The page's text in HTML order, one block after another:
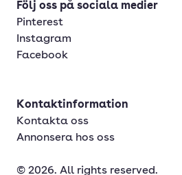
Följ oss på sociala medier
Pinterest
Instagram
Facebook
Kontaktinformation
Kontakta oss
Annonsera hos oss
© 2026. All rights reserved.